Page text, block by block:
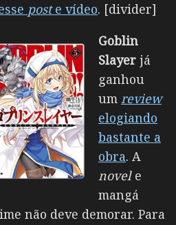
poste vídeo. [divider]
Goblin
Slayer já
ganhou
um review
elogiando
bastante a
obra. A
novele
mangá
não deve demorar. Para